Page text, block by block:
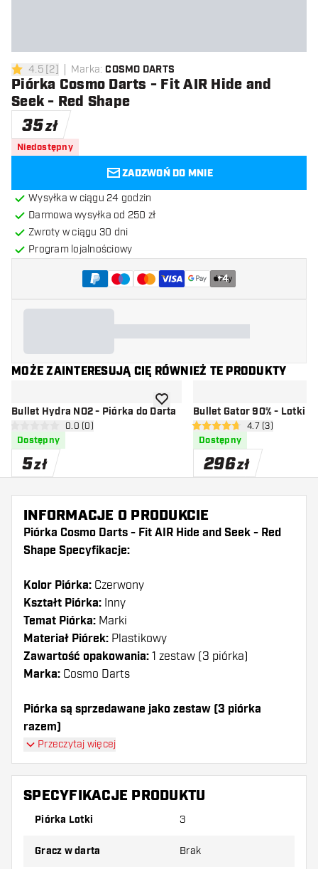
4.5 gwiazdki oceny
4.5[2] Marka: COSMO DARTS
Piórka Cosmo Darts - Fit AIR Hide and
Seek - Red Shape
35zł
Niedostępny
ZADZWOŃ DO MNIE
Wysyłka w ciągu 24 godzin
Darmowa wysyłka od 250 zł
Zwroty w ciągu 30 dni
Program lojalnościowy
+4
MOŻE ZAINTERESUJĄ CIĘ RÓWNIEŻ TE PRODUKTY
Bullet Hydra NO2 - Piórka do Darta
otwórz panel recenzji
0 gwiazdki oceny0.0 (0)
Dostępny
5zł
dodaj do listy życzeń
Bullet Gator 90% - Lotki
otwórz panel
4.7 gwiazdki oceny
4.7 (3)
Dostępny
296zł
INFORMACJE O PRODUKCIE
Piórka Cosmo Darts - Fit AIR Hide and Seek - Red
Shape Specyfikacje:
Kolor Piórka: Czerwony
Kształt Piórka: Inny
Temat Piórka: Marki
Materiał Piórek: Plastikowy
Zawartość opakowania: 1 zestaw (3 piórka)
Marka: Cosmo Darts
Piórka są sprzedawane jako zestaw (3 piórka
razem)
Piórka Cosmo Darts - Fit AIR Hide and Seek - Red
Shape mają długą żywotność. Te piórka mogą być
używane tylko z shafty Cosmo Fit.
Dartshopper tip!
Upewnij się, że masz pod ręką dużo piórek i
Przeczytaj więcej
SPECYFIKACJE PRODUKTU
Piórka Lotki 3
Gracz w darta Brak